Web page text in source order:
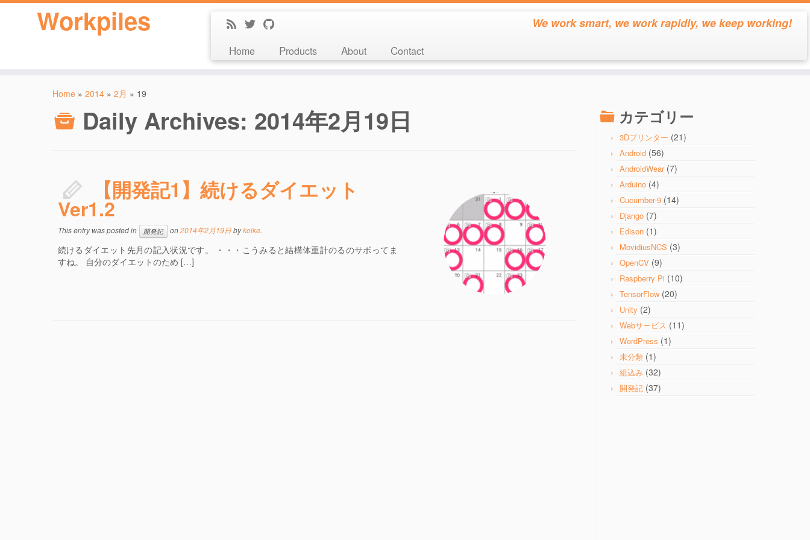
Workpiles We work smart, we work rapidly, we keep working!
Home Products About Contact
Home » 2014 » 2月 » 19
Daily Archives: 2014年2月19日
【開発記1】続けるダイエット
Ver1.2
This entry was posted in 開発記 on2014年2月19日bykoike.
続けるダイエット先月の記入状況です。 ・・・こうみると結構体重計のるのサボってま
すね。 自分のダイエットのため […]
カテゴリー
3Dプリンター (21)
Android (56)
AndroidWear(7)
Arduino (4)
Cucumber-9 (14)
Django (7)
Edison (1)
MovidiusNCS (3)
OpenCV (9)
Raspberry Pi (10)
TensorFlow (20)
Unity (2)
Webサービス (11)
WordPress (1)
未分類 (1)
組込み (32)
開発記 (37)